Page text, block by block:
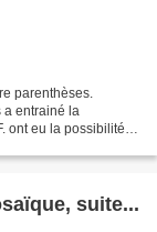
parenthèses.
a entrainé la
ont eu la possibilité
suite...